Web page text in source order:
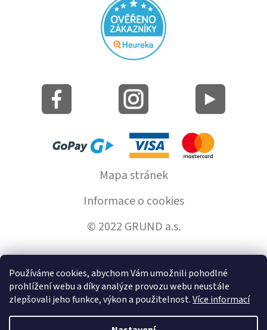
Používáme cookies, abychom Vám umožnili pohodlné
prohlížení webu a díky analýze provozu webu neustále
zlepšovali jeho funkce, výkon a použitelnost.Více informací
Mapa stránek
Informace o cookies
© 2022 GRUND a.s.
Vytvořil Shoptet